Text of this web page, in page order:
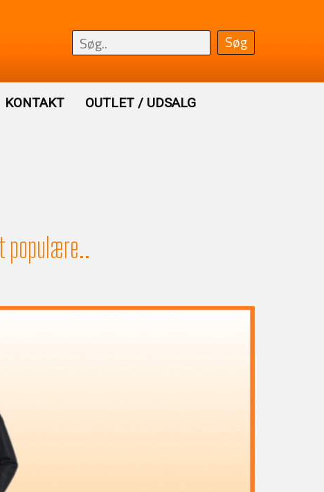
KONTAKT OUTLET / UDSALG
populære..